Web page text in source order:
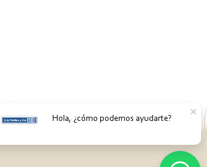
Hola, ¿cómo podemos ayudarte?